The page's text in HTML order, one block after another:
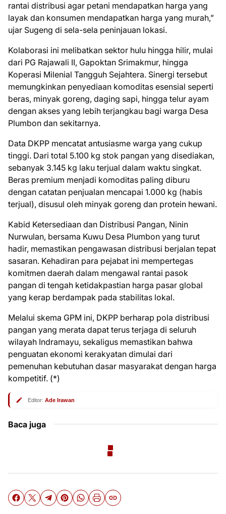
rantai distribusi agar petani mendapatkan harga yang
layak dan konsumen mendapatkan harga yang murah,”
ujar Sugeng di sela-sela peninjauan lokasi.
Kolaborasi ini melibatkan sektor hulu hingga hilir, mulai
dari PG Rajawali II, Gapoktan Srimakmur, hingga
Koperasi Milenial Tangguh Sejahtera. Sinergi tersebut
memungkinkan penyediaan komoditas esensial seperti
beras, minyak goreng, daging sapi, hingga telur ayam
dengan akses yang lebih terjangkau bagi warga Desa
Plumbon dan sekitarnya.
Data DKPP mencatat antusiasme warga yang cukup
tinggi. Dari total 5.100 kg stok pangan yang disediakan,
sebanyak 3.145 kg laku terjual dalam waktu singkat.
Beras premium menjadi komoditas paling diburu
dengan catatan penjualan mencapai 1.000 kg (habis
terjual), disusul oleh minyak goreng dan protein hewani.
​Kabid Ketersediaan dan Distribusi Pangan, Ninin
Nurwulan, bersama Kuwu Desa Plumbon yang turut
hadir, memastikan pengawasan distribusi berjalan tepat
sasaran. Kehadiran para pejabat ini mempertegas
komitmen daerah dalam mengawal rantai pasok
pangan di tengah ketidakpastian harga pasar global
yang kerap berdampak pada stabilitas lokal.
Melalui skema GPM ini, DKPP berharap pola distribusi
pangan yang merata dapat terus terjaga di seluruh
wilayah Indramayu, sekaligus memastikan bahwa
penguatan ekonomi kerakyatan dimulai dari
pemenuhan kebutuhan dasar masyarakat dengan harga
kompetitif. (*)
Editor: Ade Irawan
Baca juga